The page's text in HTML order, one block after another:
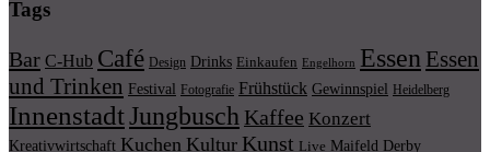
Tags
Bar C-Hub Café Design Drinks Einkaufen Engelhorn Essen Essen
und Trinken Festival Fotografie Frühstück Gewinnspiel Heidelberg
InnenstadtJungbusch Kaffee Konzert
Kreativwirtschaft Kuchen Kultur Kunst Live Maifeld Derby